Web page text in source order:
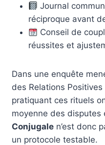
Journal
réciproque avant
Conseil de
réussites et
Dans une enquête
des Relations
pratiquant ces rituels
moyenne des disputes
Conjugale n’est donc
un protocole testable.